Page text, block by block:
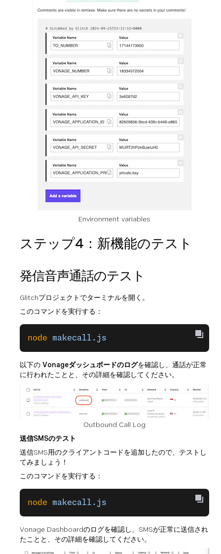
Environment variables
ステップ4：新機能のテスト
発信音声通話のテスト
Glitchプロジェクトでターミナルを開く。
このコマンドを実行する：
node makecall.js
以下の Vonageダッシュボードのログを確認し、通話が正常
に行われたことと、その詳細を確認してください。
Outbound Call Log
送信SMSのテスト
送信SMS用のクライアントコードを追加したので、テストし
てみましょう！
このコマンドを実行する：
node makecall.js
Vonage Dashboardのログを確認し、SMSが正常に送信され
たことと、その詳細を確認してください。